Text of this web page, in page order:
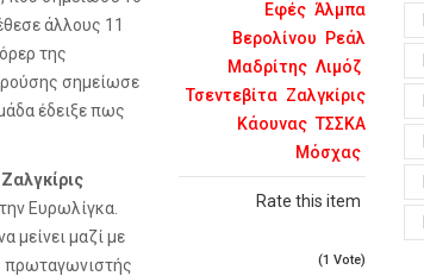
Εφές Άλμπα
Βερολίνου
Ρεάλ
Μαδρίτης Λιμόζ
Τσεντεβίτα Ζαλγκίρις
Κάουνας ΤΣΣΚΑ
Μόσχας
Rate this item
(1 Vote)
άλλους 11
της
σημείωσε
έδειξε πως
Ζαλγκίρις
Ευρωλίγκα.
μείνει μαζί με
πρωταγωνιστής